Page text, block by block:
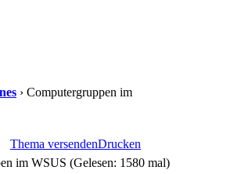
› Computergruppen im
Thema versendenDrucken
im WSUS (Gelesen: 1580 mal)